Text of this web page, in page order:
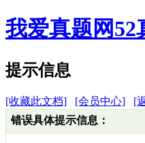
我爱真题网52
提示信息
[收藏此文档] [会员中心]
[
错误具体提示信息：